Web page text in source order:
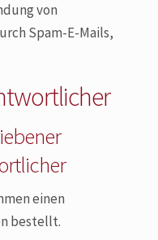
von
Spam-E-Mails,
einen
bestellt.